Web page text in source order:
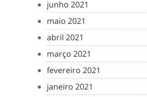
junho 2021
maio 2021
abril 2021
março 2021
fevereiro 2021
janeiro 2021